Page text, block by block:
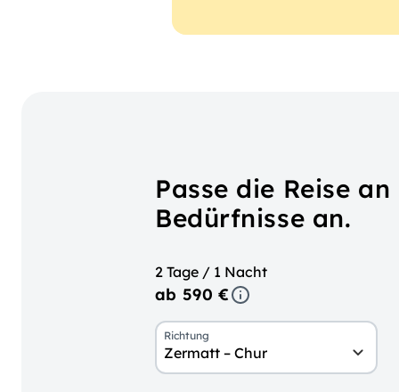
Passe die Reise
Bedürfnisse an.
2 Tage / 1 Nacht
ab 590 €
Richtung
Zermatt – Chur